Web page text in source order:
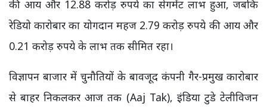
की आय और 12.88 करोड़ रुपये का सेगमेंट लाभ हुआ, जबकि
रेडियो कारोबार का योगदान महज 2.79 करोड़ रुपये की आय और
0.21 करोड़ रुपये के लाभ तक सीमित रहा।
विज्ञापन बाजार में चुनौतियों के बावजूद कंपनी गैर-प्रमुख कारोबार
से बाहर निकलकर आज तक (Aaj Tak), इंडिया टुडे टेलीविजन